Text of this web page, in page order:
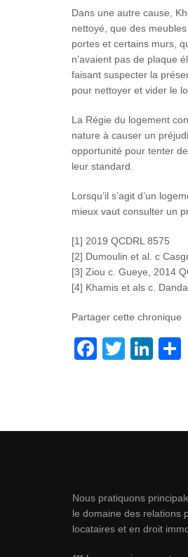
Dans une autre cause,
nettoyé, que des
portes et certains murs,
n’avaient pas de plaque
faisant suspecter la
pour nettoyer et vider le
La Régie du logement
nature à causer un
opportunité pour tenter
leur standard.
Lorsqu’il s’agit d’un
mieux vaut consulter un
[1] 2019 QCDRL 8575
[2] Dumoulin et al. c
[3] Ziou c. Gueye, 2014
[4] Khamis et als c.
Partager cette chronique
F
b
k
T
Li
dI
Nous pratiquons
le domaine des relations
locataires et en droit